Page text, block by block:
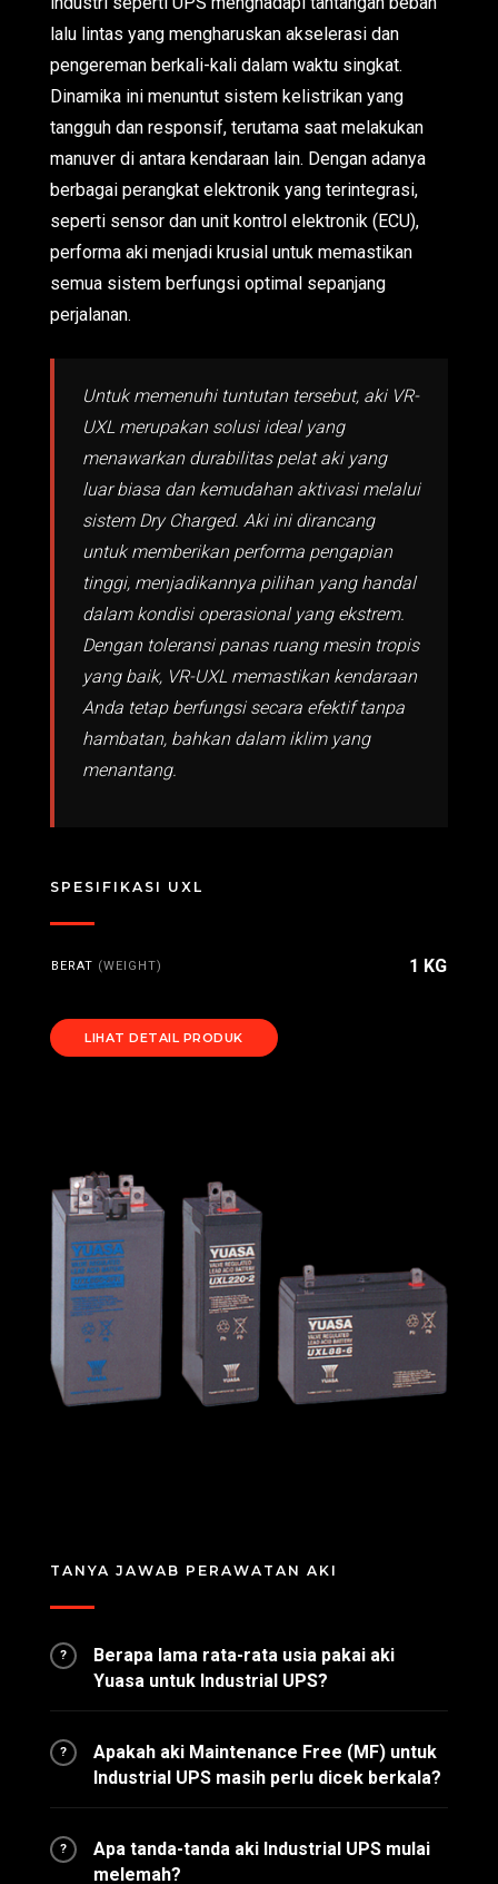
lalu lintas yang mengharuskan akselerasi dan
pengereman berkali-kali dalam waktu singkat.
Dinamika ini menuntut sistem kelistrikan yang
tangguh dan responsif, terutama saat melakukan
manuver di antara kendaraan lain. Dengan adanya
berbagai perangkat elektronik yang terintegrasi,
seperti sensor dan unit kontrol elektronik (ECU),
performa aki menjadi krusial untuk memastikan
semua sistem berfungsi optimal sepanjang
perjalanan.
Untuk memenuhi tuntutan tersebut, aki VR-
UXL merupakan solusi ideal yang
menawarkan durabilitas pelat aki yang
luar biasa dan kemudahan aktivasi melalui
sistem Dry Charged. Aki ini dirancang
untuk memberikan performa pengapian
tinggi, menjadikannya pilihan yang handal
dalam kondisi operasional yang ekstrem.
Dengan toleransi panas ruang mesin tropis
yang baik, VR-UXL memastikan kendaraan
Anda tetap berfungsi secara efektif tanpa
hambatan, bahkan dalam iklim yang
menantang.
SPESIFIKASI UXL
BERAT (WEIGHT) 1 KG
LIHAT DETAIL PRODUK
TANYA JAWAB PERAWATAN AKI
?
Berapa lama rata-rata usia pakai aki
Yuasa untuk Industrial UPS?
?
Apakah aki Maintenance Free (MF) untuk
Industrial UPS masih perlu dicek berkala?
?
Apa tanda-tanda aki Industrial UPS mulai
melemah?